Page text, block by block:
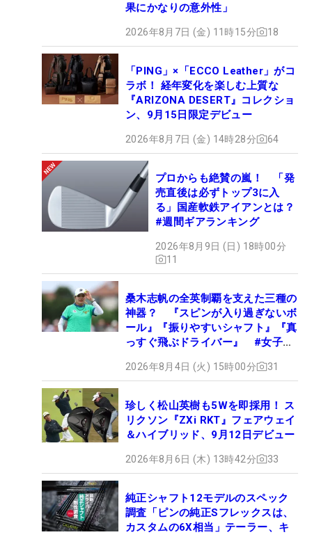
果にかなりの意外性」
2026年8月7日 (金) 11時15分 18
「PING」×「ECCO Leather」がコ
ラボ！ 経年変化を楽しむ上質な
『ARIZONA DESERT』コレクショ
ン、9月15日限定デビュー
2026年8月7日 (金) 14時28分 64
プロからも絶賛の嵐！ 「発
売直後は必ずトップ3に入
る」国産軟鉄アイアンとは？
#週間ギアランキング
2026年8月9日 (日) 18時00分
11
桑木志帆の全英制覇を支えた三種の
神器？ 『スピンが入り過ぎないボ
ール』『振りやすいシャフト』『真
っすぐ飛ぶドライバー』 #女子プ
2026年8月4日 (火) 15時00分 31
珍しく松山英樹も5Wを即採用！ ス
リクソン『ZXi RKT』フェアウェイ
＆ハイブリッド、9月12日デビュー
2026年8月6日 (木) 13時42分 33
純正シャフト12モデルのスペック
調査「ピンの純正Sフレックスは、
カスタムの6X相当」テーラー、キ